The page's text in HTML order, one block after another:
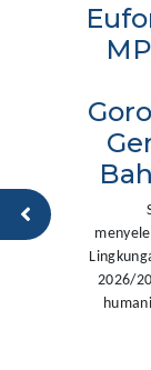
2026/